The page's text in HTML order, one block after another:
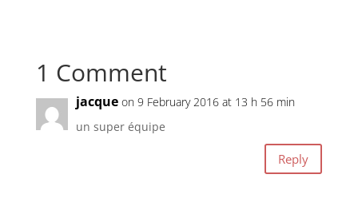
1 Comment
jacque on 9 February 2016 at 13 h 56 min
un super équipe
Reply